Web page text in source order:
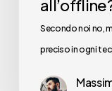
Secondo noi no,
preciso in ogni